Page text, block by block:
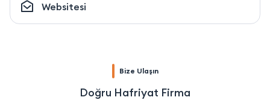
Websitesi
Bize Ulaşın
Doğru Hafriyat Firma